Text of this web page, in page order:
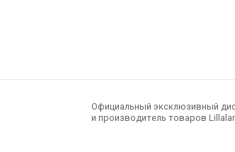
Официальный эксклюзивный
и производитель товаров